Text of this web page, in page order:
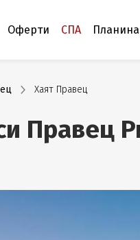
Оферти СПА Планина
Хаят Правец
Правец